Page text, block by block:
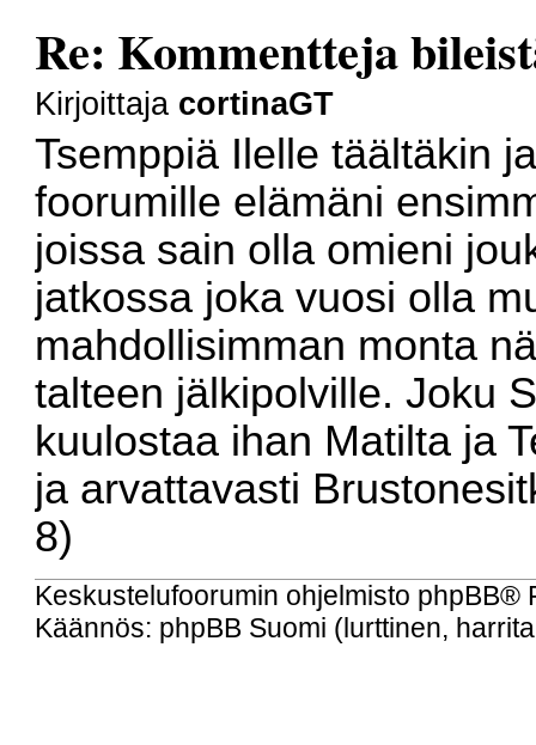
Re: Kommentteja
Kirjoittaja cortinaGT
Tsemppiä Ilelle täältäkin
foorumille elämäni
joissa sain olla omieni
jatkossa joka vuosi olla
mahdollisimman monta
talteen jälkipolville. Joku
kuulostaa ihan Matilta ja
ja arvattavasti
8)
Keskustelufoorumin ohjelmisto phpBB®
Käännös: phpBB Suomi (lurttinen,